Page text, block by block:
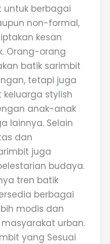
untuk berbagai
non-formal,
kesan
Orang-orang
batik sarimbit
tetapi juga
stylish
anak-anak
lainnya. Selain
dan
juga
budaya.
tren batik
berbagai
modis dan
urban.
yang Sesuai